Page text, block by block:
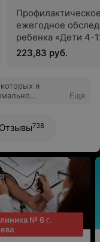
ежегодное
ребенка «Дети 4-
месяцев»
223,83 руб.
я
на все
лишней
специалист,
с
даже в
обнаружила
объяснив,
буду
к ней еще
Еще
Отзывы738
№ 6 г.